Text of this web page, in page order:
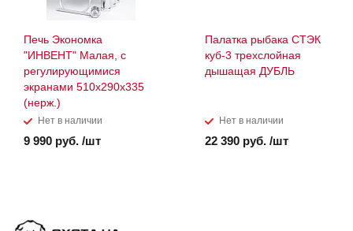
Печь Экономка
"ИНВЕНТ" Малая, с
регулирующимися
экранами 510х290х335
(нерж.)
Нет в наличии
9 990 руб. /шт
Палатка рыбака СТЭК
куб-3 трехслойная
дышащая ДУБЛЬ
Нет в наличии
22 390 руб. /шт